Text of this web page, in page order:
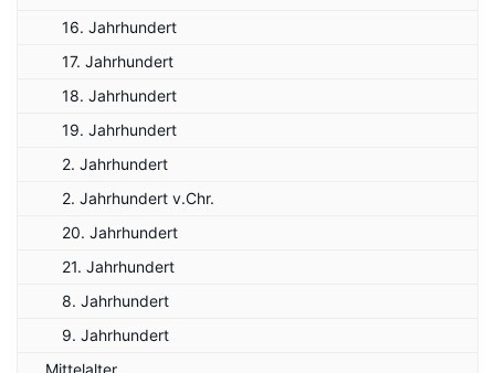
16. Jahrhundert
17. Jahrhundert
18. Jahrhundert
19. Jahrhundert
2. Jahrhundert
2. Jahrhundert v.Chr.
20. Jahrhundert
21. Jahrhundert
8. Jahrhundert
9. Jahrhundert
Mittelalter